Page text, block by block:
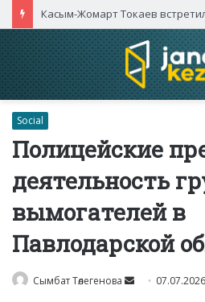
Social
Полицейские
деятельность
вымогателей в
Павлодарской
Сымбат Төлегенова
Send 07.07.2026